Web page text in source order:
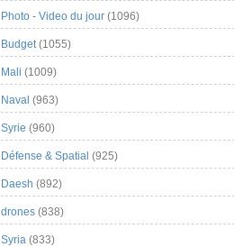
Photo - Video du jour (1096)
Budget(1055)
Mali (1009)
Naval (963)
Syrie (960)
Défense & Spatial (925)
Daesh (892)
drones (838)
Syria (833)